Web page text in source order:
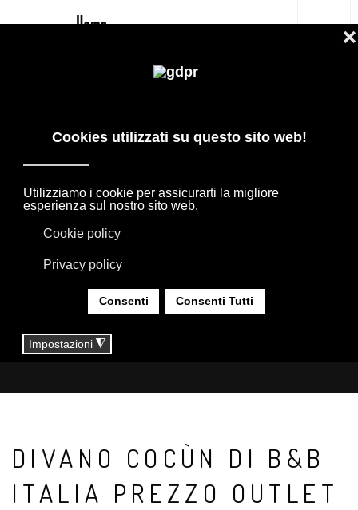
PREZZO OUTLET -30% BY A.
CITTERIO
PRODOTTI DI DESIGN IN OFFERTA: AGAPE,
BOFFI, B&B ITALIA, DE PADOVA, MAXALTO,
FLEXFORM, MOOOI. BIANCHERIA, TAPPETI E
LIMONTA. ILLUMINAZIONE DAVIDE GROPPI
DIVANO COCÙN DI B&B ITALIA PREZZO OUTLET
DIVANO COCÙN DI B&B
ITALIA PREZZO OUTLET